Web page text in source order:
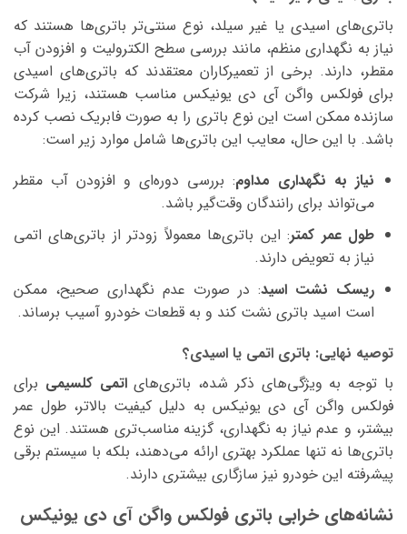
باتری‌های اسیدی یا غیر سیلد، نوع سنتی‌تر باتری‌ها هستند که
نیاز به نگهداری منظم، مانند بررسی سطح الکترولیت و افزودن آب
مقطر، دارند. برخی از تعمیرکاران معتقدند که باتری‌های اسیدی
برای فولکس واگن آی دی یونیکس مناسب هستند، زیرا شرکت
سازنده ممکن است این نوع باتری را به صورت فابریک نصب کرده
باشد. با این حال، معایب این باتری‌ها شامل موارد زیر است:
نیاز به نگهداری مداوم: بررسی دوره‌ای و افزودن آب مقطر
می‌تواند برای رانندگان وقت‌گیر باشد.
طول عمر کمتر: این باتری‌ها معمولاً زودتر از باتری‌های اتمی
نیاز به تعویض دارند.
ریسک نشت اسید: در صورت عدم نگهداری صحیح، ممکن
است اسید باتری نشت کند و به قطعات خودرو آسیب برساند.
توصیه نهایی: باتری اتمی یا اسیدی؟
با توجه به ویژگی‌های ذکر شده، باتری‌هایاتمی کلسیمی برای
فولکس واگن آی دی یونیکس به دلیل کیفیت بالاتر، طول عمر
بیشتر، و عدم نیاز به نگهداری، گزینه مناسب‌تری هستند. این نوع
باتری‌ها نه تنها عملکرد بهتری ارائه می‌دهند، بلکه با سیستم برقی
پیشرفته این خودرو نیز سازگاری بیشتری دارند.
نشانه‌های خرابی باتری فولکس واگن آی دی یونیکس